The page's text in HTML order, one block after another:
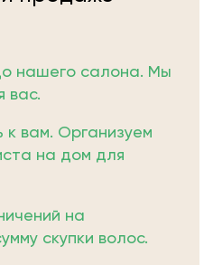
нашего салона. Мы
вас.
вам. Организуем
на дом для
на
скупки волос.